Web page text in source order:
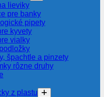
lieviky
pre banky
pipety
kyvety
vialky
špachtle a pinzety
rôzne druhy
z plastu